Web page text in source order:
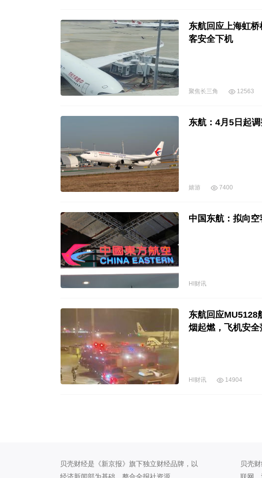
东航回应上海虹
客安全下机
聚焦长三角 12563
东航：4月5日起
嬉游 7400
中国东航：拟向
HI财讯
东航回应MU5128
烟起燃，飞机安全
HI财讯 14904
贝壳财经是《新京报》旗下独立财经品牌，以
贝壳